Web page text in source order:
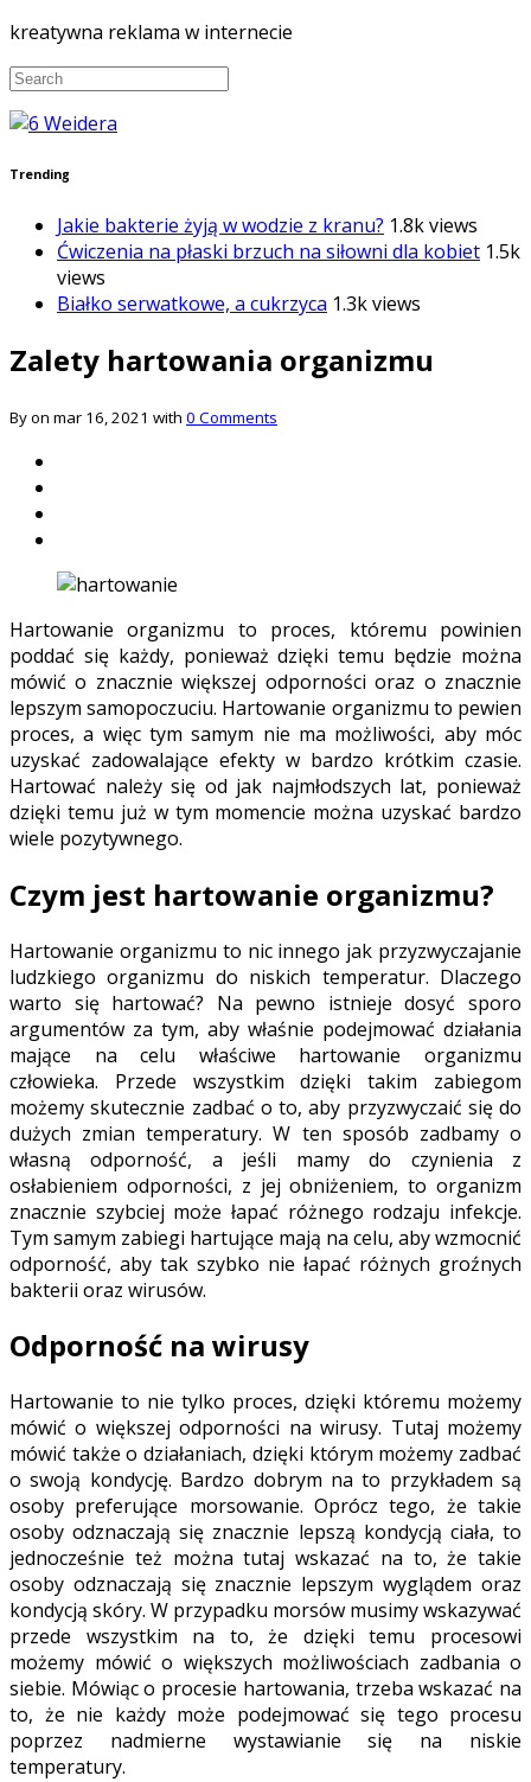
kreatywna reklama w internecie
Trending
Jakie bakterie żyją w wodzie z kranu? 1.8k views
Ćwiczenia na płaski brzuch na siłowni dla kobiet 1.5k
views
Białko serwatkowe, a cukrzyca 1.3k views
Zalety hartowania organizmu
By on mar 16, 2021 with 0 Comments
Hartowanie organizmu to proces, któremu powinien
poddać się każdy, ponieważ dzięki temu będzie można
mówić o znacznie większej odporności oraz o znacznie
lepszym samopoczuciu. Hartowanie organizmu to pewien
proces, a więc tym samym nie ma możliwości, aby móc
uzyskać zadowalające efekty w bardzo krótkim czasie.
Hartować należy się od jak najmłodszych lat, ponieważ
dzięki temu już w tym momencie można uzyskać bardzo
wiele pozytywnego.
Czym jest hartowanie organizmu?
Hartowanie organizmu to nic innego jak przyzwyczajanie
ludzkiego organizmu do niskich temperatur. Dlaczego
warto się hartować? Na pewno istnieje dosyć sporo
argumentów za tym, aby właśnie podejmować działania
mające na celu właściwe hartowanie organizmu
człowieka. Przede wszystkim dzięki takim zabiegom
możemy skutecznie zadbać o to, aby przyzwyczaić się do
dużych zmian temperatury. W ten sposób zadbamy o
własną odporność, a jeśli mamy do czynienia z
osłabieniem odporności, z jej obniżeniem, to organizm
znacznie szybciej może łapać różnego rodzaju infekcje.
Tym samym zabiegi hartujące mają na celu, aby wzmocnić
odporność, aby tak szybko nie łapać różnych groźnych
bakterii oraz wirusów.
Odporność na wirusy
Hartowanie to nie tylko proces, dzięki któremu możemy
mówić o większej odporności na wirusy. Tutaj możemy
mówić także o działaniach, dzięki którym możemy zadbać
o swoją kondycję. Bardzo dobrym na to przykładem są
osoby preferujące morsowanie. Oprócz tego, że takie
osoby odznaczają się znacznie lepszą kondycją ciała, to
jednocześnie też można tutaj wskazać na to, że takie
osoby odznaczają się znacznie lepszym wyglądem oraz
kondycją skóry. W przypadku morsów musimy wskazywać
przede wszystkim na to, że dzięki temu procesowi
możemy mówić o większych możliwościach zadbania o
siebie. Mówiąc o procesie hartowania, trzeba wskazać na
to, że nie każdy może podejmować się tego procesu
poprzez nadmierne wystawianie się na niskie
temperatury.